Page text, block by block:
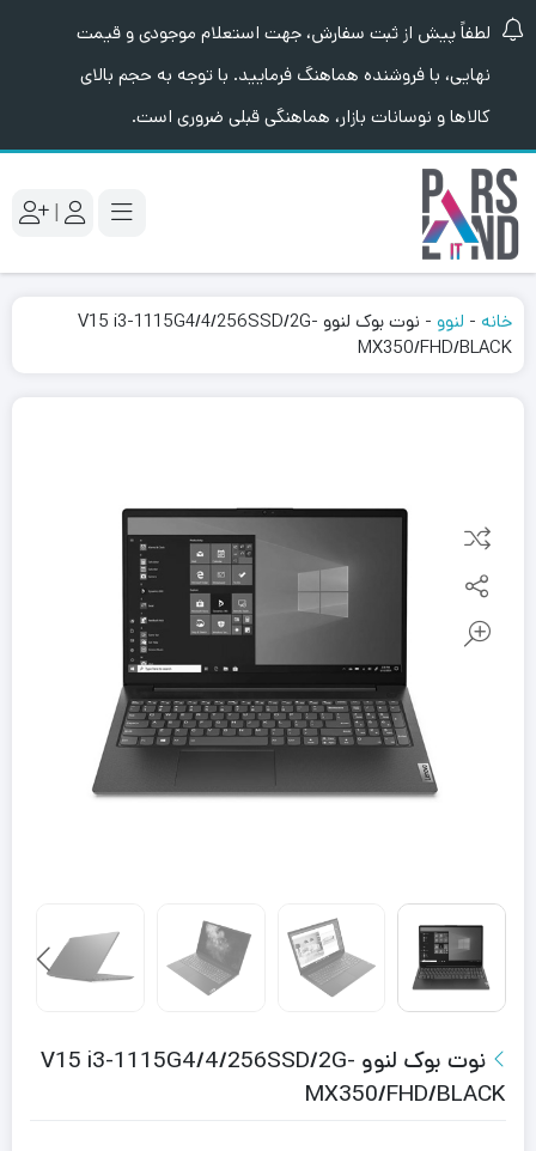
لطفاً پیش از ثبت سفارش، جهت استعلام موجودی و قیمت
نهایی، با فروشنده هماهنگ فرمایید. با توجه به حجم بالای
کالاها و نوسانات بازار، هماهنگی قبلی ضروری است.
|
خانه - لنوو -
نوت بوک لنوو V15 i3-1115G4/4/256SSD/2G-
MX350/FHD/BLACK
نوت بوک لنوو V15 i3-1115G4/4/256SSD/2G-
MX350/FHD/BLACK